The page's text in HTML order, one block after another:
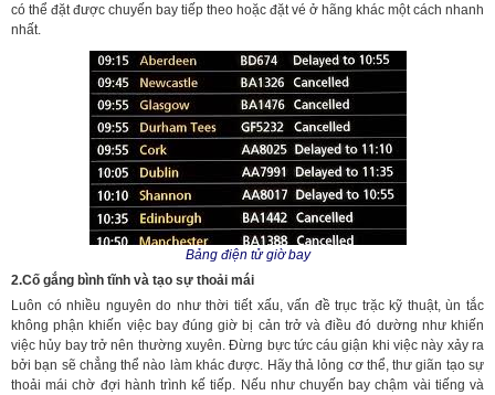
có thể đặt được chuyến bay tiếp theo hoặc đặt vé ở hãng khác một cách nhanh
nhất.
Bảng điện tử giờ bay
2.Cố gắng bình tĩnh và tạo sự thoải mái
Luôn có nhiều nguyên do như thời tiết xấu, vấn đề trục trặc kỹ thuật, ùn tắc
không phận khiến việc bay đúng giờ bị cản trở và điều đó dường như khiến
việc hủy bay trở nên thường xuyên. Đừng bực tức cáu giận khi việc này xảy ra
bởi bạn sẽ chẳng thể nào làm khác được. Hãy thả lỏng cơ thể, thư giãn tạo sự
thoải mái chờ đợi hành trình kế tiếp. Nếu như chuyến bay chậm vài tiếng và